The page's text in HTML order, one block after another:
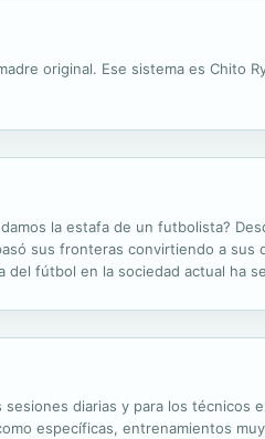
original. Ese sistema es Chito
la estafa de un futbolista?
sus fronteras convirtiendo a
fútbol en la sociedad actual ha
diarias y para los técnicos
específicas, entrenamientos